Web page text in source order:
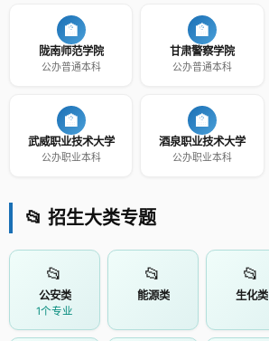
🏫
陇南师范学院
公办普通本科
🏫
甘肃警察学院
公办普通本科
🏫
武威职业技术大学
公办职业本科
🏫
酒泉职业技术大学
公办职业本科
📂 招生大类专题
📂
公安类
1个专业
📂
能源类
📂
生化类